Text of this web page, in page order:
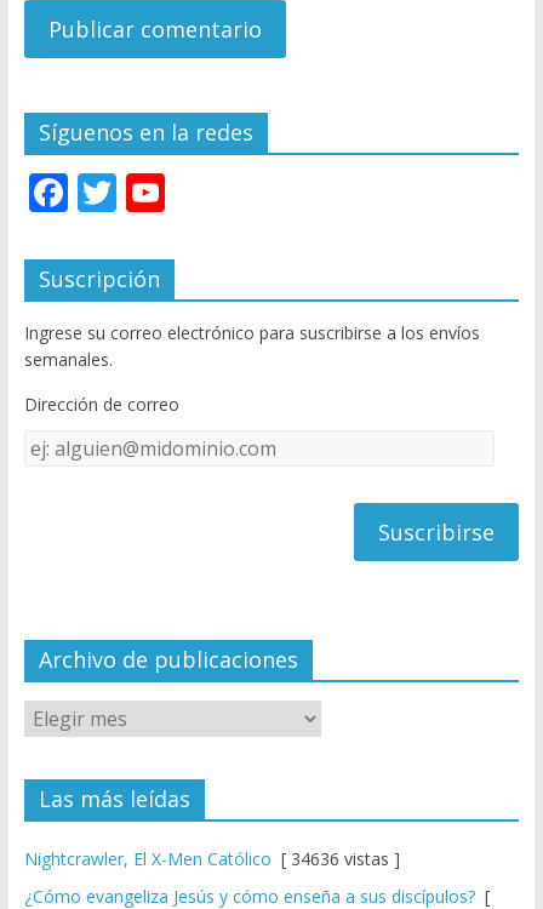
Síguenos en la redes
F
e
b
o
o
k
T
itt
er
Y
u
T
u
e
C
el
Suscripción
Ingrese su correo electrónico para suscribirse a los envíos
semanales.
Dirección de correo
Dirección
de
Archivo de publicaciones
Las más leídas
Nightcrawler, El X-Men Católico [ 34636 vistas ]
¿Cómo evangeliza Jesús y cómo enseña a sus discípulos?[